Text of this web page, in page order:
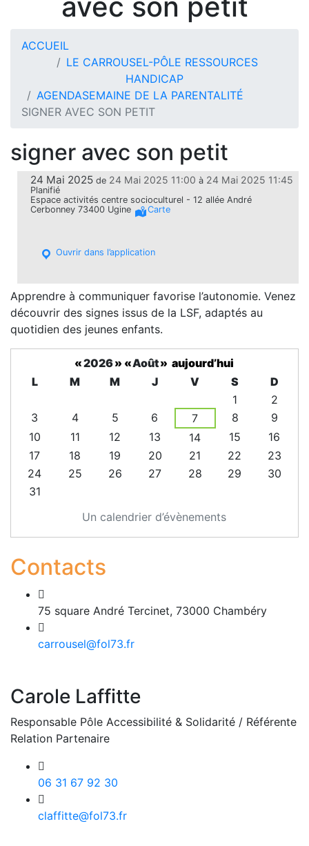
ACCUEIL
LE CARROUSEL-PÔLE RESSOURCES
HANDICAP
AGENDASEMAINE DE LA PARENTALITÉ
SIGNER AVEC SON PETIT
signer avec son petit
24 Mai 2025 de 24 Mai 2025 11:00 à 24 Mai 2025 11:45
Planifié
Espace activités centre socioculturel - 12 allée André
Cerbonney 73400 Ugine
Carte
Ouvrir dans l’application
Apprendre à communiquer favorise l’autonomie. Venez
découvrir des signes issus de la LSF, adaptés au
quotidien des jeunes enfants.
Un calendrier d’évènements
«2026» «Août» aujourd’hui
L
M M J V S
D
1
2
3
4 5 6 7 8
9
10
11 12 13 14 15
16
17
18 19 20 21 22
23
24
25 26 27 28 29
30
31
Contacts
75 square André Tercinet, 73000 Chambéry
carrousel@fol73.fr
Carole Laffitte
Responsable Pôle Accessibilité & Solidarité / Référente
Relation Partenaire
06 31 67 92 30
claffitte@fol73.fr